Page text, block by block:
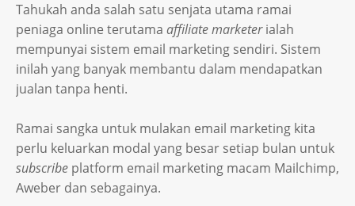
Tahukah anda salah satu senjata utama ramai
peniaga online terutama affiliate marketerialah
mempunyai sistem email marketing sendiri. Sistem
inilah yang banyak membantu dalam mendapatkan
jualan tanpa henti.
Ramai sangka untuk mulakan email marketing kita
perlu keluarkan modal yang besar setiap bulan untuk
subscribe platform email marketing macam Mailchimp,
Aweber dan sebagainya.